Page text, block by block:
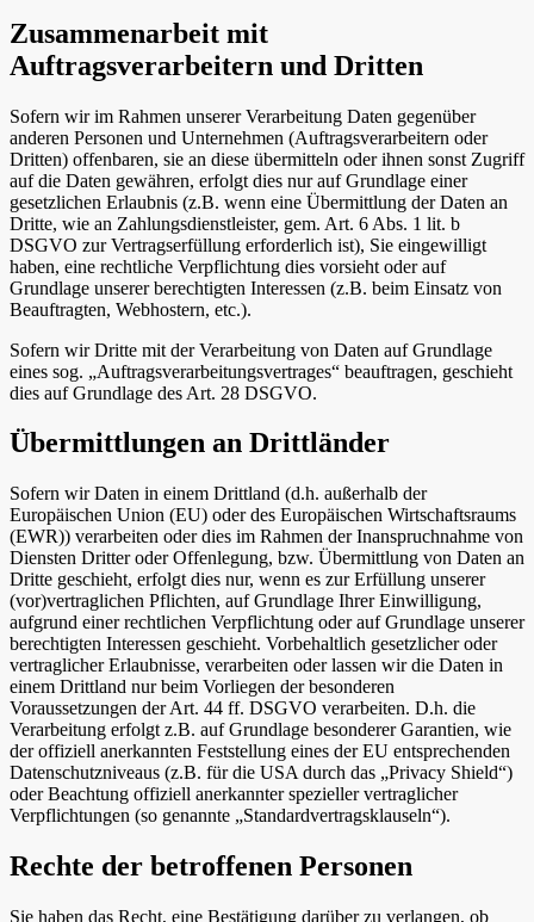
Zusammenarbeit mit
Auftragsverarbeitern und Dritten
Sofern wir im Rahmen unserer Verarbeitung Daten gegenüber
anderen Personen und Unternehmen (Auftragsverarbeitern oder
Dritten) offenbaren, sie an diese übermitteln oder ihnen sonst Zugriff
auf die Daten gewähren, erfolgt dies nur auf Grundlage einer
gesetzlichen Erlaubnis (z.B. wenn eine Übermittlung der Daten an
Dritte, wie an Zahlungsdienstleister, gem. Art. 6 Abs. 1 lit. b
DSGVO zur Vertragserfüllung erforderlich ist), Sie eingewilligt
haben, eine rechtliche Verpflichtung dies vorsieht oder auf
Grundlage unserer berechtigten Interessen (z.B. beim Einsatz von
Beauftragten, Webhostern, etc.).
Sofern wir Dritte mit der Verarbeitung von Daten auf Grundlage
eines sog. „Auftragsverarbeitungsvertrages“ beauftragen, geschieht
dies auf Grundlage des Art. 28 DSGVO.
Übermittlungen an Drittländer
Sofern wir Daten in einem Drittland (d.h. außerhalb der
Europäischen Union (EU) oder des Europäischen Wirtschaftsraums
(EWR)) verarbeiten oder dies im Rahmen der Inanspruchnahme von
Diensten Dritter oder Offenlegung, bzw. Übermittlung von Daten an
Dritte geschieht, erfolgt dies nur, wenn es zur Erfüllung unserer
(vor)vertraglichen Pflichten, auf Grundlage Ihrer Einwilligung,
aufgrund einer rechtlichen Verpflichtung oder auf Grundlage unserer
berechtigten Interessen geschieht. Vorbehaltlich gesetzlicher oder
vertraglicher Erlaubnisse, verarbeiten oder lassen wir die Daten in
einem Drittland nur beim Vorliegen der besonderen
Voraussetzungen der Art. 44 ff. DSGVO verarbeiten. D.h. die
Verarbeitung erfolgt z.B. auf Grundlage besonderer Garantien, wie
der offiziell anerkannten Feststellung eines der EU entsprechenden
Datenschutzniveaus (z.B. für die USA durch das „Privacy Shield“)
oder Beachtung offiziell anerkannter spezieller vertraglicher
Verpflichtungen (so genannte „Standardvertragsklauseln“).
Rechte der betroffenen Personen
Sie haben das Recht, eine Bestätigung darüber zu verlangen, ob